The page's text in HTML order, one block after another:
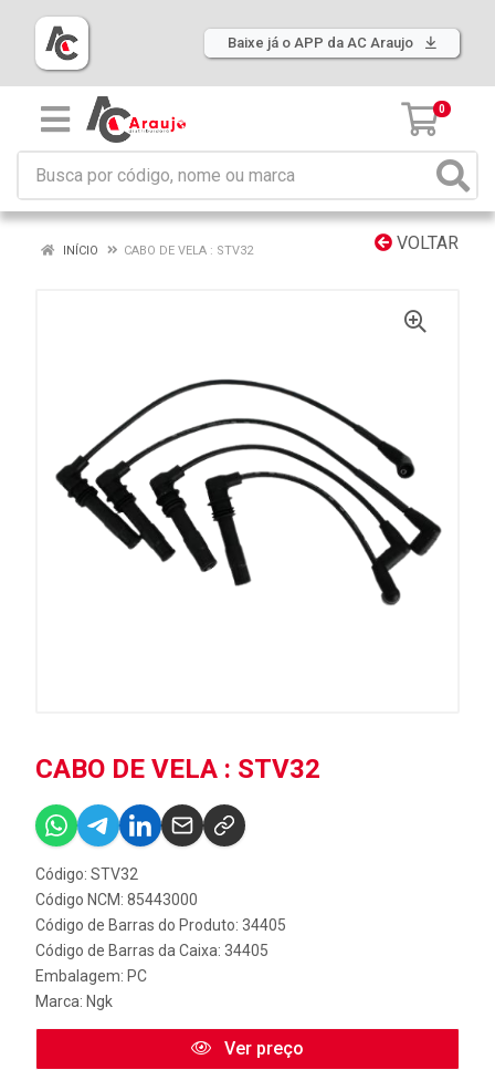
Baixe já o APP da AC Araujo
0
VOLTAR
INÍCIO CABO DE VELA : STV32
CABO DE VELA : STV32
Código: STV32
Código NCM: 85443000
Código de Barras do Produto: 34405
Código de Barras da Caixa: 34405
Embalagem: PC
Marca: Ngk
Ver preço